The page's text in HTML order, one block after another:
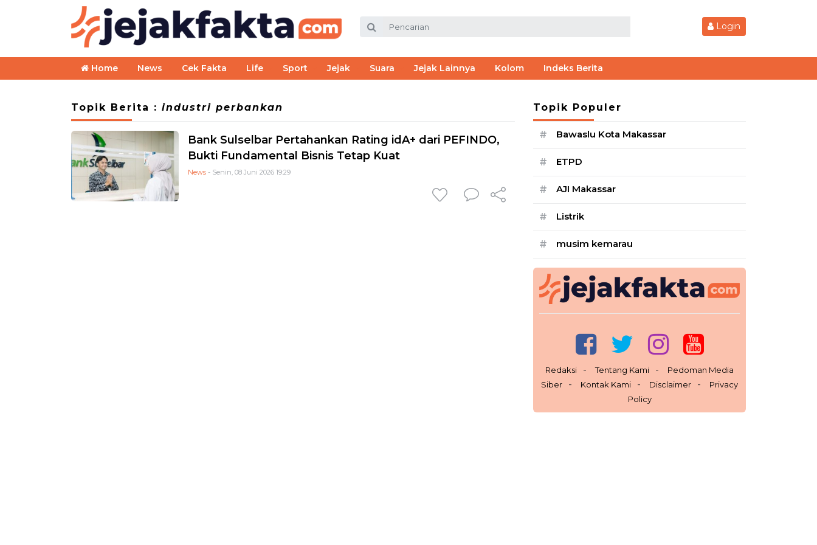
Login
Home News Cek Fakta Life Sport Jejak Suara Jejak Lainnya Kolom Indeks Berita
Topik Berita : industri perbankan
Bank Sulselbar Pertahankan Rating idA+ dari PEFINDO,
Bukti Fundamental Bisnis Tetap Kuat
News - Senin, 08 Juni 2026 19:29
Topik Populer
# Bawaslu Kota Makassar
# ETPD
# AJI Makassar
# Listrik
# musim kemarau
Redaksi Tentang Kami
Pedoman Media
Siber
Kontak Kami Disclaimer
Privacy
Policy